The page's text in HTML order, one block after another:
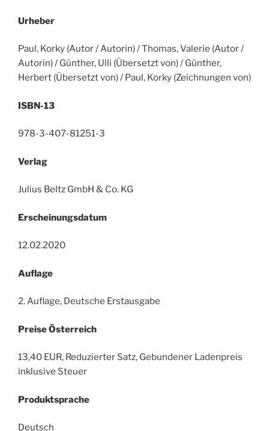
Urheber
Paul, Korky (Autor / Autorin) / Thomas, Valerie (Autor /
Autorin) / Günther, Ulli (Übersetzt von) / Günther,
Herbert (Übersetzt von) / Paul, Korky (Zeichnungen von)
ISBN-13
978-3-407-81251-3
Verlag
Julius Beltz GmbH & Co. KG
Erscheinungsdatum
12.02.2020
Auflage
2. Auflage, Deutsche Erstausgabe
Preise Österreich
13,40 EUR, Reduzierter Satz, Gebundener Ladenpreis
inklusive Steuer
Produktsprache
Deutsch